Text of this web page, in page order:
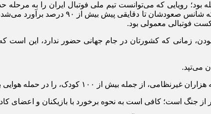
لحظات دیدار با الجزایر، همه معادلات را بر هم
فوتبالی معمولی بود.
زمانی که کشورتان در جام جهانی حضور ندارد، این است
هوایی به یک مدرسه دخترانه در میناب به کام مرگ کشاند.
جنگ است؛ کافی است به نحوه برخورد با بازیکنان و اعضای